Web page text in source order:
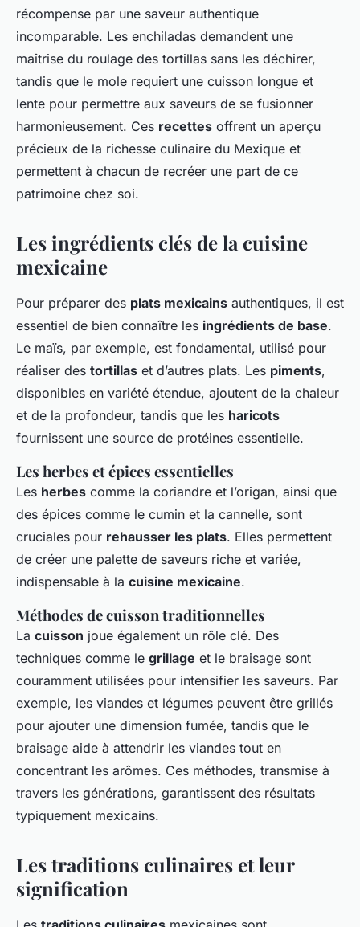
récompense par une saveur authentique
incomparable. Les enchiladas demandent une
maîtrise du roulage des tortillas sans les déchirer,
tandis que le mole requiert une cuisson longue et
lente pour permettre aux saveurs de se fusionner
harmonieusement. Ces recettes offrent un aperçu
précieux de la richesse culinaire du Mexique et
permettent à chacun de recréer une part de ce
patrimoine chez soi.
Les ingrédients clés de la cuisine
mexicaine
Pour préparer des plats mexicains authentiques, il est
essentiel de bien connaître les ingrédients de base.
Le maïs, par exemple, est fondamental, utilisé pour
réaliser des tortillas et d’autres plats. Les piments,
disponibles en variété étendue, ajoutent de la chaleur
et de la profondeur, tandis que les haricots
fournissent une source de protéines essentielle.
Les herbes et épices essentielles
Les herbes comme la coriandre et l’origan, ainsi que
des épices comme le cumin et la cannelle, sont
cruciales pour rehausser les plats. Elles permettent
de créer une palette de saveurs riche et variée,
indispensable à la cuisine mexicaine.
Méthodes de cuisson traditionnelles
La cuisson joue également un rôle clé. Des
techniques comme le grillage et le braisage sont
couramment utilisées pour intensifier les saveurs. Par
exemple, les viandes et légumes peuvent être grillés
pour ajouter une dimension fumée, tandis que le
braisage aide à attendrir les viandes tout en
concentrant les arômes. Ces méthodes, transmise à
travers les générations, garantissent des résultats
typiquement mexicains.
Les traditions culinaires et leur
signification